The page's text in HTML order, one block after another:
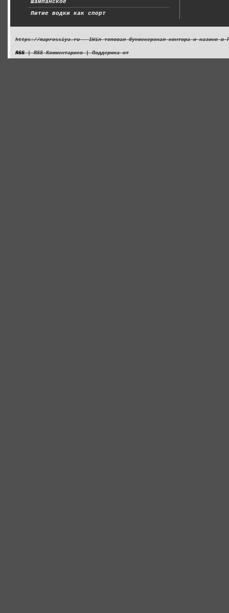
Шампанское
Питие водки как спорт
https://maprossiya.ru - 1Win топовая букмекерская контора и казино в
RSS| RSS Комментариев | Поддержка от